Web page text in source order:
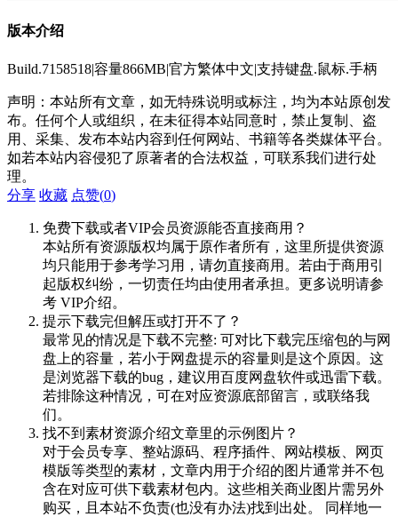
版本介绍
Build.7158518|容量866MB|官方繁体中文|支持键盘.鼠标.手柄
声明：本站所有文章，如无特殊说明或标注，均为本站原创发
布。任何个人或组织，在未征得本站同意时，禁止复制、盗
用、采集、发布本站内容到任何网站、书籍等各类媒体平台。
如若本站内容侵犯了原著者的合法权益，可联系我们进行处
理。
分享 收藏 点赞(0)
免费下载或者VIP会员资源能否直接商用？
本站所有资源版权均属于原作者所有，这里所提供资源
均只能用于参考学习用，请勿直接商用。若由于商用引
起版权纠纷，一切责任均由使用者承担。更多说明请参
考 VIP介绍。
提示下载完但解压或打开不了？
最常见的情况是下载不完整: 可对比下载完压缩包的与网
盘上的容量，若小于网盘提示的容量则是这个原因。这
是浏览器下载的bug，建议用百度网盘软件或迅雷下载。
若排除这种情况，可在对应资源底部留言，或联络我
们。
找不到素材资源介绍文章里的示例图片？
对于会员专享、整站源码、程序插件、网站模板、网页
模版等类型的素材，文章内用于介绍的图片通常并不包
含在对应可供下载素材包内。这些相关商业图片需另外
购买，且本站不负责(也没有办法)找到出处。 同样地一